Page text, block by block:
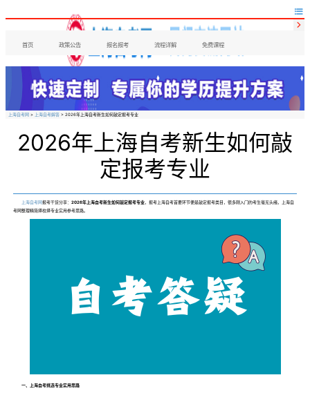

首页 政策公告 报名报考 流程详解 免费课程

上海自考网 > 上海自考解答 > 2026年上海自考新生如何敲定报考专业
2026年上海自考新生如何敲
定报考专业
上海自考网报考干货分享： 2026年上海自考新生如何敲定报考专业，报考上海自考首要环节便是敲定报考类目，很多刚入门的考生毫无头绪，上海自
考网整理精简择校择专业实用参考思路。
一、上海自考挑选专业实用思路